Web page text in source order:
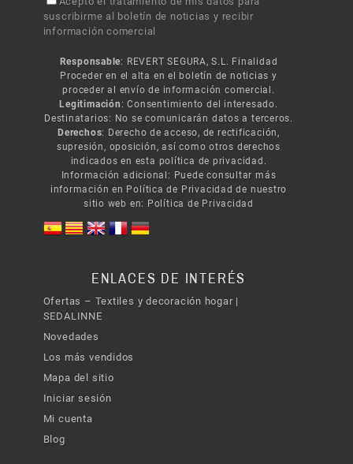
suscribirme al boletín de noticias y recibir
información comercial
Responsable: REVERT SEGURA, S.L. Finalidad
Proceder en el alta en el boletín de noticias y
proceder al envío de información comercial.
Legitimación : Consentimiento del interesado.
Destinatarios: No se comunicarán datos a terceros.
Derechos: Derecho de acceso, de rectificación,
supresión, oposición, así como otros derechos
indicados en esta política de privacidad.
Información adicional: Puede consultar más
información en Política de Privacidad de nuestro
sitio web en: Política de Privacidad
ENLACES DE INTERÉS
Ofertas – Textiles y decoración hogar |
SEDALINNE
Novedades
Los más vendidos
Mapa del sitio
Iniciar sesión
Mi cuenta
Blog